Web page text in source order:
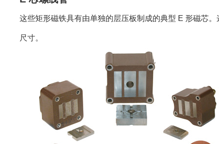
这些矩形磁铁具有由单独的层压板制成的典型 E 形磁芯。
尺寸。